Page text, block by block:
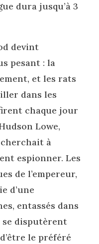
dura jusqu’à 3
devint
pesant : la
et les rats
dans les
chaque jour
Lowe,
à
espionner. Les
de l’empereur,
d’une
entassés dans
se disputèrent
le préféré